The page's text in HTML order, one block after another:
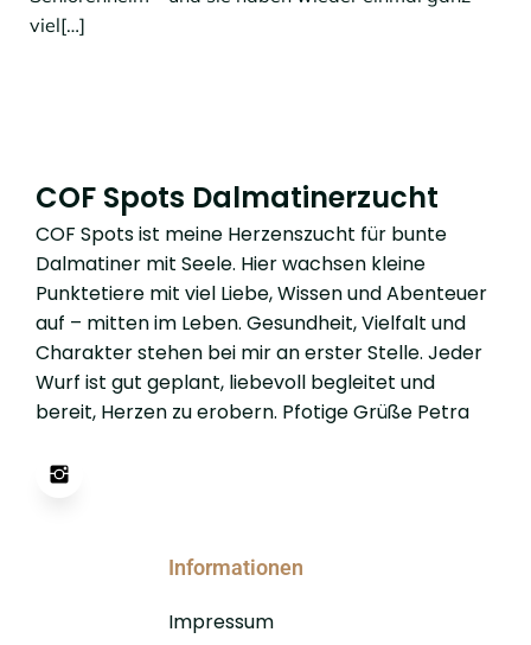
viel[…]
COF Spots Dalmatinerzucht
COF Spots ist meine Herzenszucht für bunte
Dalmatiner mit Seele. Hier wachsen kleine
Punktetiere mit viel Liebe, Wissen und Abenteuer
auf – mitten im Leben. Gesundheit, Vielfalt und
Charakter stehen bei mir an erster Stelle. Jeder
Wurf ist gut geplant, liebevoll begleitet und
bereit, Herzen zu erobern. Pfotige Grüße Petra
Informationen
Impressum